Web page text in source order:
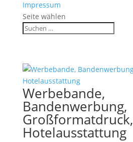
Impressum
Seite wählen
Werbebande,
Bandenwerbung,
Großformatdruck,
Hotelausstattung